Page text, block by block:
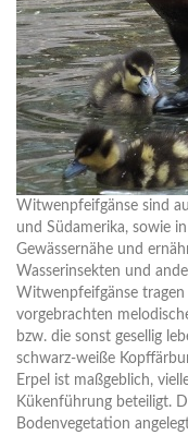
Witwenpfeifgänse sind
und Südamerika, sowie
Gewässernähe und
Wasserinsekten und
Witwenpfeifgänse
vorgebrachten
bzw. die sonst gesellig
schwarz-weiße
Erpel ist maßgeblich,
Kükenführung beteiligt.
Bodenvegetation